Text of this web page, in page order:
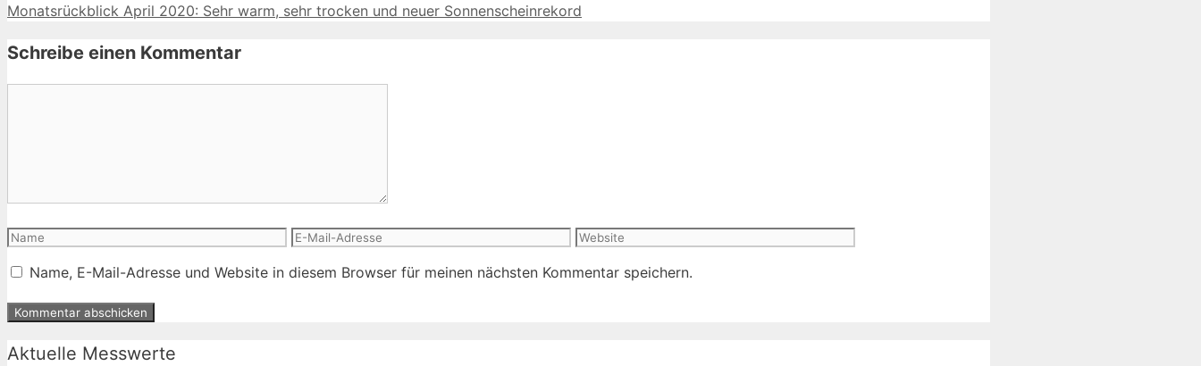
Monatsrückblick April 2020: Sehr warm, sehr trocken und neuer Sonnenscheinrekord
Schreibe einen Kommentar
Name
E-
Adresse
Website
Name, E-Mail-Adresse und Website in diesem Browser für meinen nächsten Kommentar speichern.
Aktuelle Messwerte